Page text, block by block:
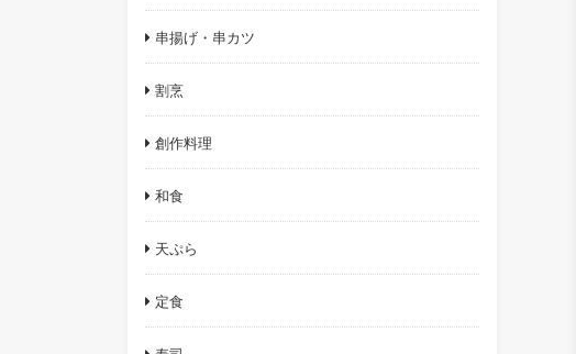
串揚げ・串カツ
割烹
創作料理
和食
天ぷら
定食